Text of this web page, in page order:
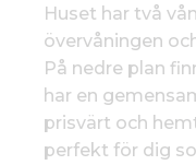
Huset har två
övervåningen
På nedre plan
har en
prisvärt och
perfekt för dig